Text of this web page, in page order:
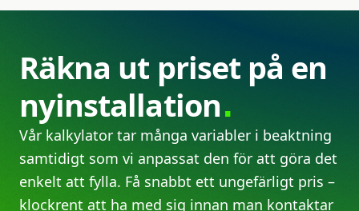
Räkna ut priset på en
nyinstallation
Vår kalkylator tar många variabler i beaktning
samtidigt som vi anpassat den för att göra det
enkelt att fylla. Få snabbt ett ungefärligt pris –
klockrent att ha med sig innan man kontaktar